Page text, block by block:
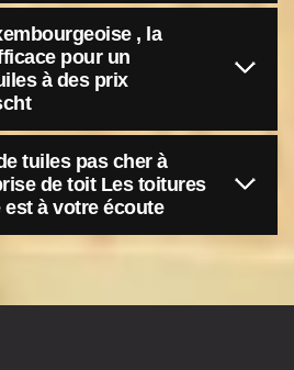
, la
pour un
à des prix
tuiles pas cher à
de toit Les toitures
à votre écoute